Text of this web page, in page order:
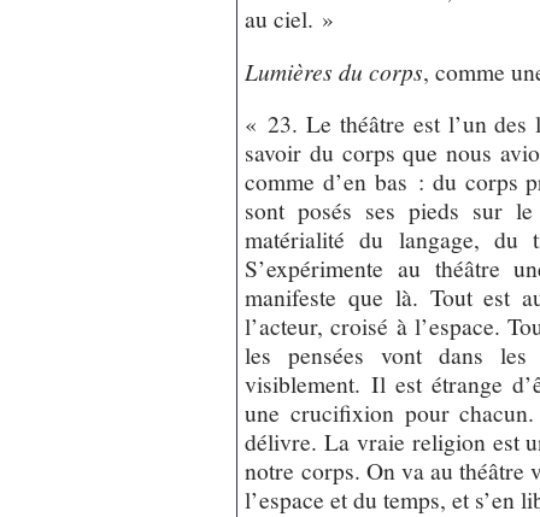
au ciel. »
Lumières du corps, comme
« 23. Le théâtre est l’un des
savoir du corps que nous
comme d’en bas : du corps
sont posés ses pieds sur
matérialité du langage, du
S’expérimente au théâtre
manifeste que là. Tout est
l’acteur, croisé à l’espace.
les pensées vont dans
visiblement. Il est étrange
une crucifixion pour
délivre. La vraie religion est
notre corps. On va au théâtre
l’espace et du temps, et s’en